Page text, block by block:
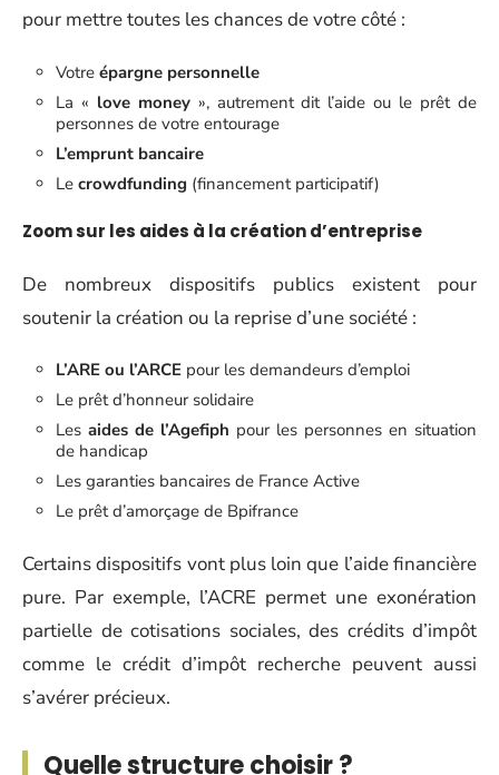
pour mettre toutes les chances de votre côté :
Votre épargne personnelle
La « love money», autrement dit l’aide ou le prêt de
personnes de votre entourage
L’emprunt bancaire
Le crowdfunding (financement participatif)
Zoom sur les aides à la création d’entreprise
De nombreux dispositifs publics existent pour
soutenir la création ou la reprise d’une société :
L’ARE ou l’ARCE pour les demandeurs d’emploi
Le prêt d’honneur solidaire
Les aides de l’Agefiph pour les personnes en situation
de handicap
Les garanties bancaires de France Active
Le prêt d’amorçage de Bpifrance
Certains dispositifs vont plus loin que l’aide financière
pure. Par exemple, l’ACRE permet une exonération
partielle de cotisations sociales, des crédits d’impôt
comme le crédit d’impôt recherche peuvent aussi
s’avérer précieux.
Quelle structure choisir ?